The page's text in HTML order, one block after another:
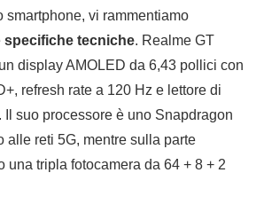
smartphone, vi rammentiamo
specifiche tecniche. Realme GT
display AMOLED da 6,43 pollici con
refresh rate a 120 Hz e lettore di
Il suo processore è uno Snapdragon
alle reti 5G, mentre sulla parte
una tripla fotocamera da 64 + 8 + 2